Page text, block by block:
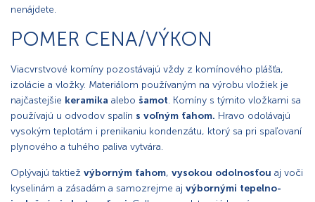
nenájdete.
POMER CENA/VÝKON
Viacvrstvové komíny pozostávajú vždy z komínového plášťa,
izolácie a vložky. Materiálom používaným na výrobu vložiek je
najčastejšie keramika alebo šamot. Komíny s týmito vložkami sa
používajú u odvodov spalín s voľným ťahom. Hravo odolávajú
vysokým teplotám i prenikaniu kondenzátu, ktorý sa pri spaľovaní
plynového a tuhého paliva vytvára.
Oplývajú taktiež výborným ťahom, vysokou odolnosťou aj voči
kyselinám a zásadám a samozrejme aj výbornými tepelno-